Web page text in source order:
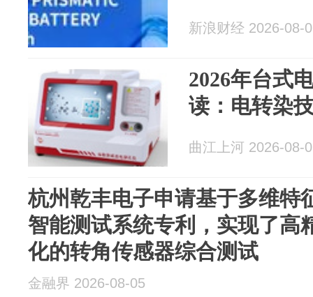
新浪财经 2026-08-
2026年台式
读：电转染
曲江上河 2026-08-
杭州乾丰电子申请基于多维特
智能测试系统专利，实现了高
化的转角传感器综合测试
金融界 2026-08-05